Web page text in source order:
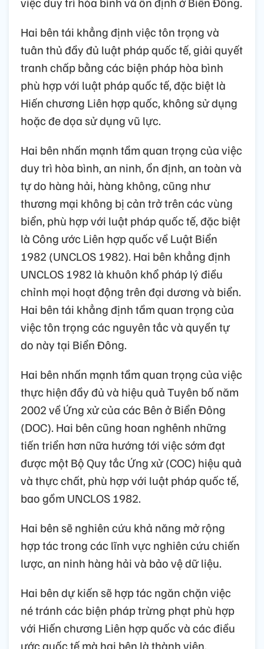
Hai bên tái khẳng định việc tôn trọng và
tuân thủ đầy đủ luật pháp quốc tế, giải quyết
tranh chấp bằng các biện pháp hòa bình
phù hợp với luật pháp quốc tế, đặc biệt là
Hiến chương Liên hợp quốc, không sử dụng
hoặc đe dọa sử dụng vũ lực.
Hai bên nhấn mạnh tầm quan trọng của việc
duy trì hòa bình, an ninh, ổn định, an toàn và
tự do hàng hải, hàng không, cũng như
thương mại không bị cản trở trên các vùng
biển, phù hợp với luật pháp quốc tế, đặc biệt
là Công ước Liên hợp quốc về Luật Biển
1982 (UNCLOS 1982). Hai bên khẳng định
UNCLOS 1982 là khuôn khổ pháp lý điều
chỉnh mọi hoạt động trên đại dương và biển.
Hai bên tái khẳng định tầm quan trọng của
việc tôn trọng các nguyên tắc và quyền tự
do này tại Biển Đông.
Hai bên nhấn mạnh tầm quan trọng của việc
thực hiện đầy đủ và hiệu quả Tuyên bố năm
2002 về Ứng xử của các Bên ở Biển Đông
(DOC). Hai bên cũng hoan nghênh những
tiến triển hơn nữa hướng tới việc sớm đạt
được một Bộ Quy tắc Ứng xử (COC) hiệu quả
và thực chất, phù hợp với luật pháp quốc tế,
bao gồm UNCLOS 1982.
Hai bên sẽ nghiên cứu khả năng mở rộng
hợp tác trong các lĩnh vực nghiên cứu chiến
lược, an ninh hàng hải và bảo vệ dữ liệu.
Hai bên dự kiến sẽ hợp tác ngăn chặn việc
né tránh các biện pháp trừng phạt phù hợp
với Hiến chương Liên hợp quốc và các điều
ước quốc tế mà hai bên là thành viên.